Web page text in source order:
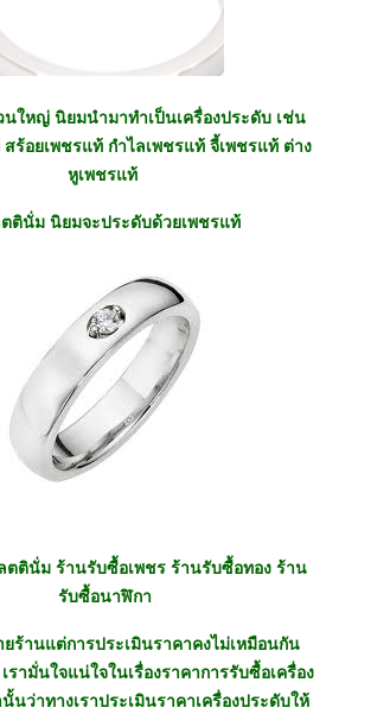
ใหญ่ นิยมนำมาทำเป็นเครื่องประดับ เช่น
ร้อยเพชรแท้ กำไลเพชรแท้ จี้เพชรแท้ ต่าง
หูเพชรแท้
ตินั่ม นิยมจะประดับด้วยเพชรแท้
ตินั่ม ร้านรับซื้อเพชร ร้านรับซื้อทอง ร้าน
รับซื้อนาฬิกา
ร้านแต่การประเมินราคาคงไม่เหมือนกัน
ใจแน่ใจในเรื่องราคาการรับซื้อเครื่อง
นว่าทางเราประเมินราคาเครื่องประดับให้